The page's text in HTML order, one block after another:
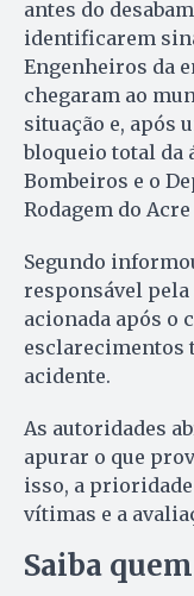
antes do
identificarem
Engenheiros da
chegaram ao
situação e, após
bloqueio total da
Bombeiros e o
Rodagem do
Segundo
responsável pela
acionada após o
esclarecimentos
acidente.
As autoridades
apurar o que
isso, a
vítimas e a
Saiba